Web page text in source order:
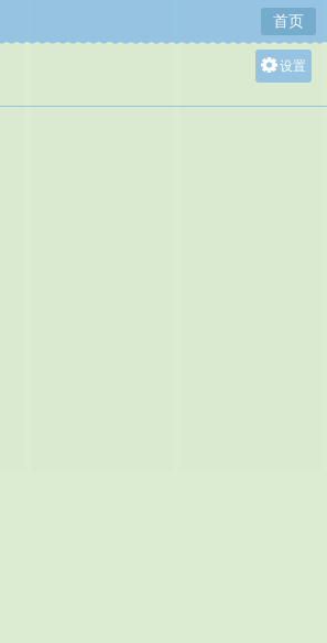
首页
设置